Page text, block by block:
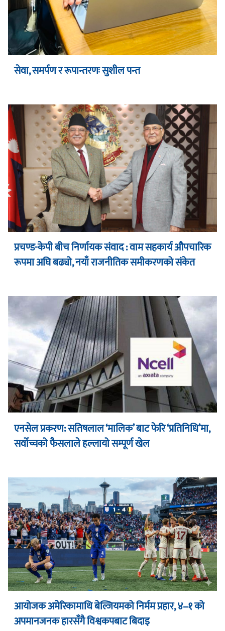
सेवा, समर्पण र रूपान्तरणः सुशील पन्त
प्रचण्ड-केपी बीच निर्णायक संवाद : वाम सहकार्य औपचारिक
रूपमा अघि बढ्यो, नयाँ राजनीतिक समीकरणको संकेत
एनसेल प्रकरण: सतिषलाल ‘मालिक’ बाट फेरि ‘प्रतिनिधि’मा,
सर्वोच्चको फैसलाले हल्लायो सम्पूर्ण खेल
आयोजक अमेरिकामाथि बेल्जियमको निर्मम प्रहार, ४–१ को
अपमानजनक हारसँगै विश्वकपबाट बिदाइ